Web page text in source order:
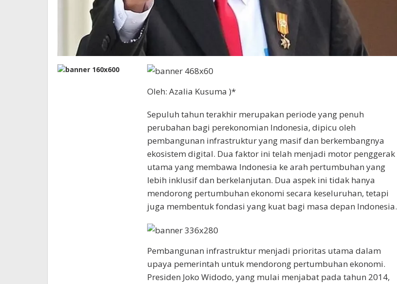
Oleh: Azalia Kusuma )*
Sepuluh tahun terakhir merupakan periode yang penuh
perubahan bagi perekonomian Indonesia, dipicu oleh
pembangunan infrastruktur yang masif dan berkembangnya
ekosistem digital. Dua faktor ini telah menjadi motor penggerak
utama yang membawa Indonesia ke arah pertumbuhan yang
lebih inklusif dan berkelanjutan. Dua aspek ini tidak hanya
mendorong pertumbuhan ekonomi secara keseluruhan, tetapi
juga membentuk fondasi yang kuat bagi masa depan Indonesia.
Pembangunan infrastruktur menjadi prioritas utama dalam
upaya pemerintah untuk mendorong pertumbuhan ekonomi.
Presiden Joko Widodo, yang mulai menjabat pada tahun 2014,